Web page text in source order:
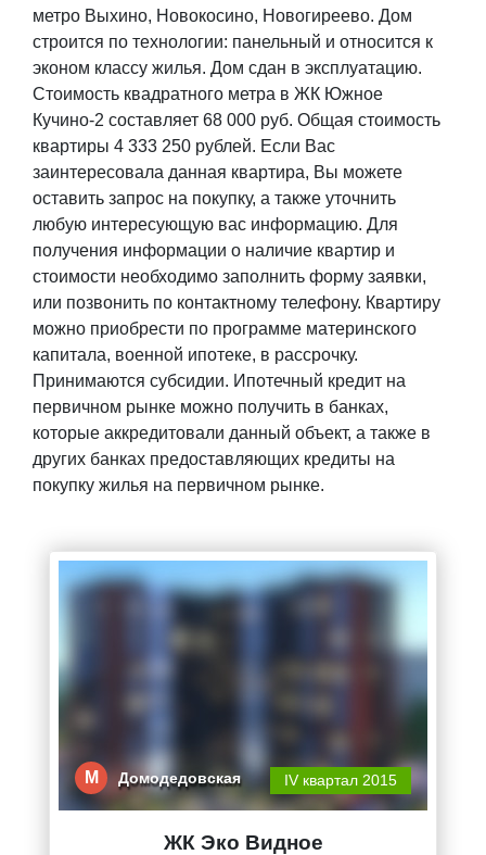
метро Выхино, Новокосино, Новогиреево. Дом
строится по технологии: панельный и относится к
эконом классу жилья. Дом сдан в эксплуатацию.
Стоимость квадратного метра в ЖК Южное
Кучино-2 составляет 68 000 руб. Общая стоимость
квартиры 4 333 250 рублей. Если Вас
заинтересовала данная квартира, Вы можете
оставить запрос на покупку, а также уточнить
любую интересующую вас информацию. Для
получения информации о наличие квартир и
стоимости необходимо заполнить форму заявки,
или позвонить по контактному телефону. Квартиру
можно приобрести по программе материнского
капитала, военной ипотеке, в рассрочку.
Принимаются субсидии. Ипотечный кредит на
первичном рынке можно получить в банках,
которые аккредитовали данный объект, а также в
других банках предоставляющих кредиты на
покупку жилья на первичном рынке.
М Домодедовская IV квартал 2015
ЖК Эко Видное